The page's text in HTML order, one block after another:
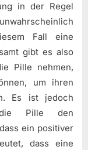
in der Regel
Fall eine
gibt es also
Pille nehmen,
um ihren
Es ist jedoch
Pille den
ein positiver
dass eine